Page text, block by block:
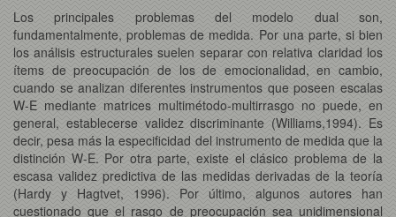
Los principales problemas del modelo dual son,
fundamentalmente, problemas de medida. Por una parte, si bien
los análisis estructurales suelen separar con relativa claridad los
ítems de preocupación de los de emocionalidad, en cambio,
cuando se analizan diferentes instrumentos que poseen escalas
W-E mediante matrices multimétodo-multirrasgo no puede, en
general, establecerse validez discriminante (Williams,1994). Es
decir, pesa más la especificidad del instrumento de medida que la
distinción W-E. Por otra parte, existe el clásico problema de la
escasa validez predictiva de las medidas derivadas de la teoría
(Hardy y Hagtvet, 1996). Por último, algunos autores han
cuestionado que el rasgo de preocupación sea unidimensional